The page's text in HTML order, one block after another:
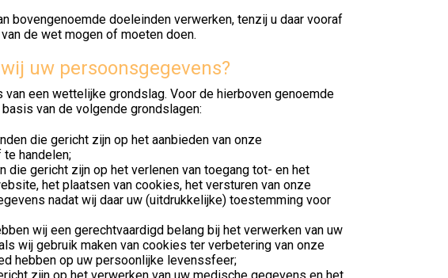
bovengenoemde doeleinden verwerken, tenzij u daar vooraf
de wet mogen of moeten doen.
uw persoonsgegevens?
een wettelijke grondslag. Voor de hierboven genoemde
van de volgende grondslagen:
die gericht zijn op het aanbieden van onze
handelen;
die gericht zijn op het verlenen van toegang tot- en het
het plaatsen van cookies, het versturen van onze
nadat wij daar uw (uitdrukkelijke) toestemming voor
wij een gerechtvaardigd belang bij het verwerken van uw
wij gebruik maken van cookies ter verbetering van onze
hebben op uw persoonlijke levenssfeer;